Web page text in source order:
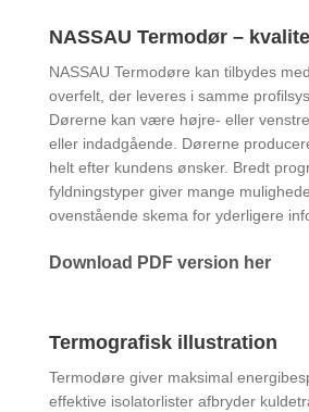
NASSAU Termodør –
NASSAU Termodøre kan tilbydes
overfelt, der leveres i samme
Dørerne kan være højre- eller
eller indadgående. Dørerne
helt efter kundens ønsker. Bredt
fyldningstyper giver mange
ovenstående skema for yderligere
Download PDF version her
Termografisk illustration
Termodøre giver maksimal
effektive isolatorlister afbryder